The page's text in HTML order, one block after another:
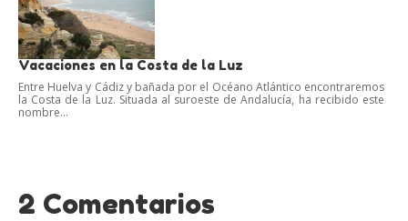
Vacaciones en la Costa de la Luz
Entre Huelva y Cádiz y bañada por el Océano Atlántico encontraremos
la Costa de la Luz. Situada al suroeste de Andalucía, ha recibido este
nombre...
2 Comentarios